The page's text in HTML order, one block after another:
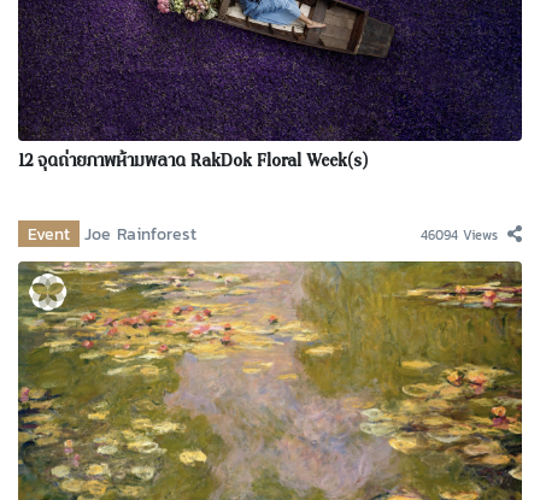
12 จุดถ่ายภาพห้ามพลาด RakDok Floral Week(s)
Event Joe Rainforest 46094 Views